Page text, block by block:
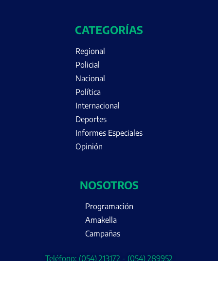
CATEGORÍAS
Regional
Policial
Nacional
Política
Internacional
Deportes
Informes Especiales
Opinión
NOSOTROS
Programación
Amakella
Campañas
Teléfono: (054) 213172 - (054) 289952